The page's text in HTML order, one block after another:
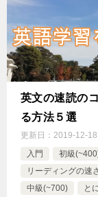
英文の速読の
る方法５選
更新日： 2019-12-18
入門
初級
リーディングの速
中級(~700)
と